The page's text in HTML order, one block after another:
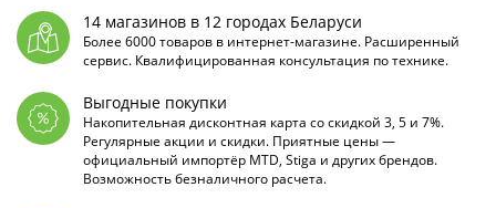
14 магазинов в 12 городах Беларуси
Более 6000 товаров в интернет-магазине. Расширенный
сервис. Квалифицированная консультация по технике.
Выгодные покупки
Накопительная дисконтная карта со скидкой 3, 5 и 7%.
Регулярные акции и скидки. Приятные цены —
официальный импортёр MTD, Stiga и других брендов.
Возможность безналичного расчета.